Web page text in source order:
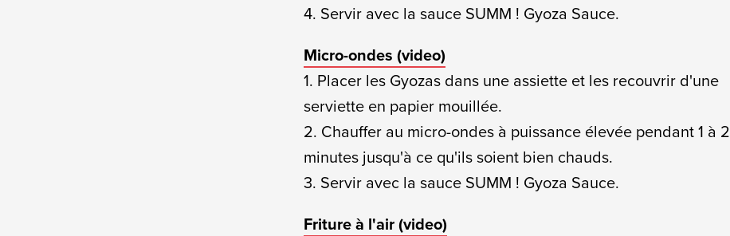
4. Servir avec la sauce SUMM ! Gyoza Sauce.
Micro-ondes (video)
1. Placer les Gyozas dans une assiette et les recouvrir d'une
serviette en papier mouillée.
2. Chauffer au micro-ondes à puissance élevée pendant 1 à 2
minutes jusqu'à ce qu'ils soient bien chauds.
3. Servir avec la sauce SUMM ! Gyoza Sauce.
Friture à l'air (video)